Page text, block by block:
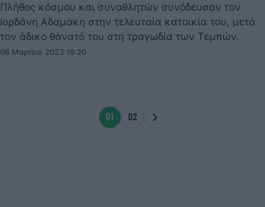
Πλήθος κόσμου και συναθλητών συνόδευσαν τον
Ιορδάνη Αδαμάκη στην τελευταία κατοικία του, μετά
τον άδικο θάνατό του στη τραγωδία των Τεμπών.
06 Μαρτίου 2023 19:20
01 02